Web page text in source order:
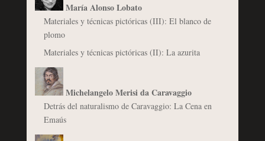
María Alonso Lobato
Materiales y técnicas pictóricas (III): El blanco de
plomo
Materiales y técnicas pictóricas (II): La azurita
Michelangelo Merisi da Caravaggio
Detrás del naturalismo de Caravaggio: La Cena en
Emaús